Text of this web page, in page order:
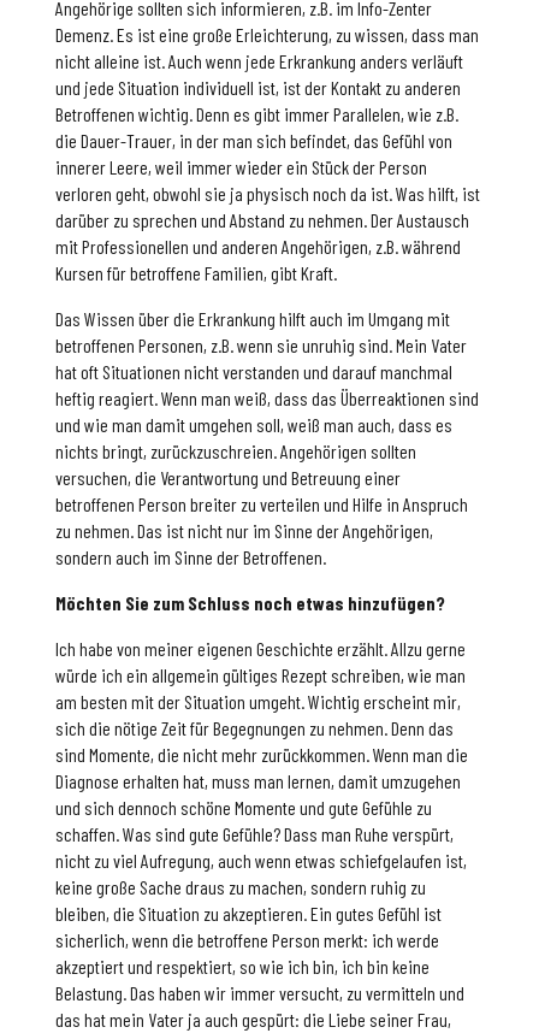
Angehörige sollten sich informieren, z.B. im Info-Zenter
Demenz. Es ist eine große Erleichterung, zu wissen, dass man
nicht alleine ist. Auch wenn jede Erkrankung anders verläuft
und jede Situation individuell ist, ist der Kontakt zu anderen
Betroffenen wichtig. Denn es gibt immer Parallelen, wie z.B.
die Dauer-Trauer, in der man sich befindet, das Gefühl von
innerer Leere, weil immer wieder ein Stück der Person
verloren geht, obwohl sie ja physisch noch da ist. Was hilft, ist
darüber zu sprechen und Abstand zu nehmen. Der Austausch
mit Professionellen und anderen Angehörigen, z.B. während
Kursen für betroffene Familien, gibt Kraft.
Das Wissen über die Erkrankung hilft auch im Umgang mit
betroffenen Personen, z.B. wenn sie unruhig sind. Mein Vater
hat oft Situationen nicht verstanden und darauf manchmal
heftig reagiert. Wenn man weiß, dass das Überreaktionen sind
und wie man damit umgehen soll, weiß man auch, dass es
nichts bringt, zurückzuschreien. Angehörigen sollten
versuchen, die Verantwortung und Betreuung einer
betroffenen Person breiter zu verteilen und Hilfe in Anspruch
zu nehmen. Das ist nicht nur im Sinne der Angehörigen,
sondern auch im Sinne der Betroffenen.
Möchten Sie zum Schluss noch etwas hinzufügen?
Ich habe von meiner eigenen Geschichte erzählt. Allzu gerne
würde ich ein allgemein gültiges Rezept schreiben, wie man
am besten mit der Situation umgeht. Wichtig erscheint mir,
sich die nötige Zeit für Begegnungen zu nehmen. Denn das
sind Momente, die nicht mehr zurückkommen. Wenn man die
Diagnose erhalten hat, muss man lernen, damit umzugehen
und sich dennoch schöne Momente und gute Gefühle zu
schaffen. Was sind gute Gefühle? Dass man Ruhe verspürt,
nicht zu viel Aufregung, auch wenn etwas schiefgelaufen ist,
keine große Sache draus zu machen, sondern ruhig zu
bleiben, die Situation zu akzeptieren. Ein gutes Gefühl ist
sicherlich, wenn die betroffene Person merkt: ich werde
akzeptiert und respektiert, so wie ich bin, ich bin keine
Belastung. Das haben wir immer versucht, zu vermitteln und
das hat mein Vater ja auch gespürt: die Liebe seiner Frau,